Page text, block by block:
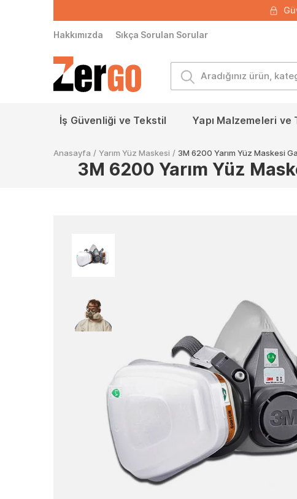
Hakkımızda Sıkça Sorulan Sorular
İş Güvenliği ve Tekstil Yapı Malzemeleri ve
Anasayfa / Yarım Yüz Maskesi / 3M 6200 Yarım Yüz Maskesi
3M 6200 Yarım Yüz